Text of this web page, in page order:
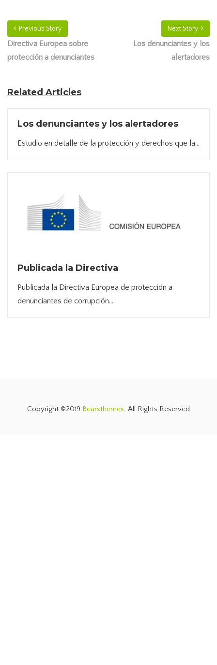
Previous Story
Directiva Europea sobre
protección a denunciantes
Next Story
Los denunciantes y los
alertadores
Related Articles
Los denunciantes y los alertadores
Publicada la Directiva
Publicada la Directiva Europea de protección a